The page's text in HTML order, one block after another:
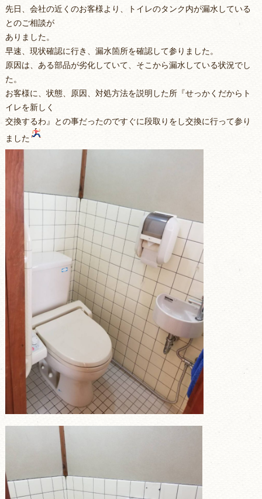
先日、会社の近くのお客様より、トイレのタンク内が漏水している
とのご相談が
ありました。
早速、現状確認に行き、漏水箇所を確認して参りました。
原因は、ある部品が劣化していて、そこから漏水している状況でし
た。
お客様に、状態、原因、対処方法を説明した所『せっかくだからト
イレを新しく
交換するわ』との事だったのですぐに段取りをし交換に行って参り
ました